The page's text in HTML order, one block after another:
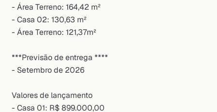
- ⁠Área Terreno: 164,42 m²⁠
- Casa 02: 130,63 m²
- ⁠Área Terreno: 121,37m²
***Previsão de entrega ****
- Setembro de 2026
Valores de lançamento
- Casa 01: R$ 899.000,00